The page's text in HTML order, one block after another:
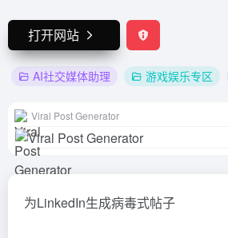
打开网站
AI社交媒体助理 游戏娱乐专区
Viral Post Generator
为LinkedIn生成病毒式帖子